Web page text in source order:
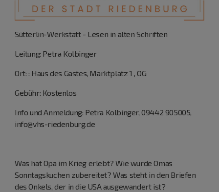
Sütterlin-Werkstatt - Lesen in alten Schriften
Leitung: Petra Kolbinger
Ort: : Haus des Gastes, Marktplatz 1 , OG
Gebühr: Kostenlos
Info und Anmeldung: Petra Kolbinger, 09442 905005,
info@vhs-riedenburg.de
Was hat Opa im Krieg erlebt? Wie wurde Omas
Sonntagskuchen zubereitet? Was steht in den Briefen
des Onkels, der in die USA ausgewandert ist?